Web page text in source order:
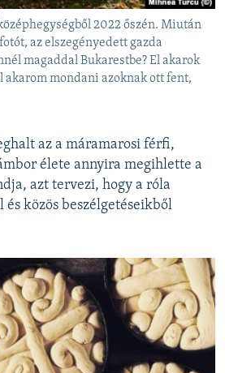
2022 őszén. Miután
az elszegényedett gazda
magaddal Bukarestbe? El akarok
akarom mondani azoknak ott fent,
az a máramarosi férfi,
élete annyira megihlette a
azt tervezi, hogy a róla
közös beszélgetéseikből